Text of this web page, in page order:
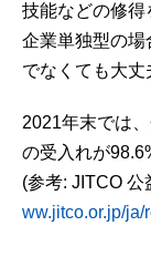
技能などの修得
企業単独型の場
でなくても大丈
2021年末では
の受入れが
(参考: JITCO
ww.jitco.or.jp/ja/